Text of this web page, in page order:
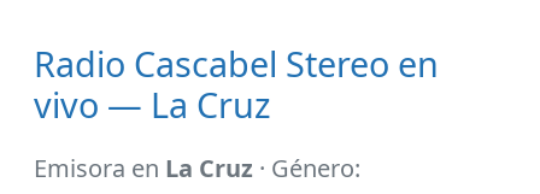
Radio Cascabel Stereo en
vivo — La Cruz
Emisora en La Cruz · Género: